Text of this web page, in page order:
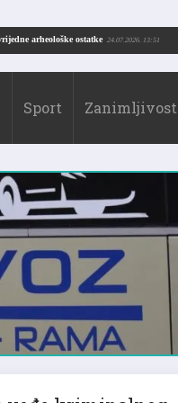
vrijedne arheološke ostatke
Sport